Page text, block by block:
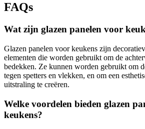
FAQs
Wat zijn glazen panelen voor
Glazen panelen voor keukens zijn
elementen die worden gebruikt om de
bedekken. Ze kunnen worden gebruikt om
tegen spetters en vlekken, en om een
uitstraling te creëren.
Welke voordelen bieden glazen
keukens?